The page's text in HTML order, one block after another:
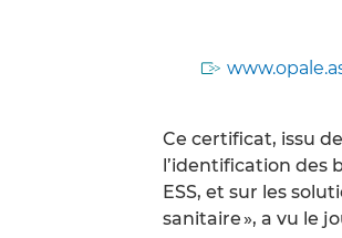
Ce certificat, issu
l’identification des
ESS, et sur les
sanitaire », a vu le